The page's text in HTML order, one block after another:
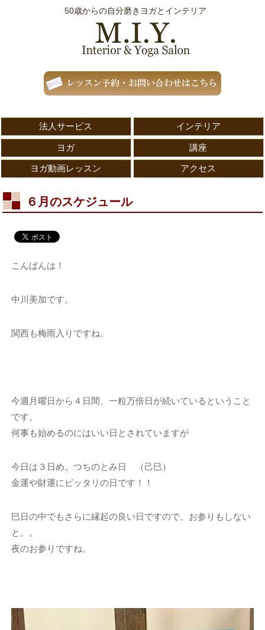
50歳からの自分磨きヨガとインテリア
法人サービス インテリア
ヨガ 講座
ヨガ動画レッスン アクセス
６月のスケジュール
こんばんは！
中川美加です。
関西も梅雨入りですね。
今週月曜日から４日間、一粒万倍日が続いているということ
です。
何事も始めるのにはいい日とされていますが
今日は３日め。つちのとみ日 （己巳）
金運や財運にピッタリの日です！！
巳日の中でもさらに縁起の良い日ですので、お参りもしない
と。。
夜のお参りですね。